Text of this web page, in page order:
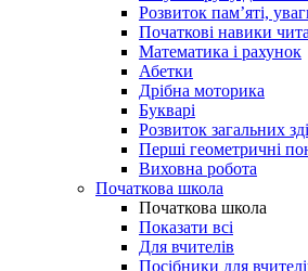
Розвиток пам’яті,
Початкові навики
Математика і рахунок
Абетки
Дрібна моторика
Букварі
Розвиток загальних
Перші геометричні
Виховна робота
Початкова школа
Початкова школа
Показати всі
Для вчителів
Посібники для